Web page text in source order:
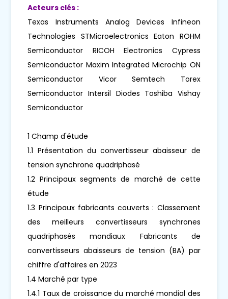
Acteurs clés :
Texas Instruments Analog Devices Infineon
Technologies STMicroelectronics Eaton ROHM
Semiconductor RICOH Electronics Cypress
Semiconductor Maxim Integrated Microchip ON
Semiconductor Vicor Semtech Torex
Semiconductor Intersil Diodes Toshiba Vishay
Semiconductor
1 Champ d'étude
1.1 Présentation du convertisseur abaisseur de
tension synchrone quadriphasé
1.2 Principaux segments de marché de cette
étude
1.3 Principaux fabricants couverts : Classement
des meilleurs convertisseurs synchrones
quadriphasés mondiaux Fabricants de
convertisseurs abaisseurs de tension (BA) par
chiffre d'affaires en 2023
1.4 Marché par type
1.4.1 Taux de croissance du marché mondial des